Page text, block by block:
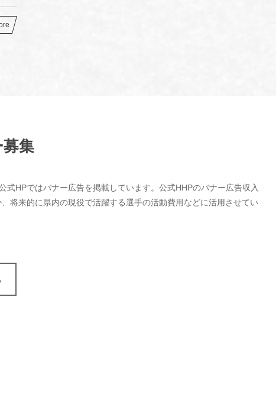
集
式HPではバナー広告を掲載しています。公式HHPのバナー広告収入
将来的に県内の現役で活躍する選手の活動費用などに活用させてい